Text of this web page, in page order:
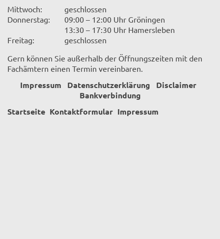
Mittwoch:
geschlossen
Donnerstag:
09:00 – 12:00 Uhr Gröningen
13:30 – 17:30 Uhr Hamersleben
Freitag:
geschlossen
Gern können Sie außerhalb der Öffnungszeiten mit den
Fachämtern einen Termin vereinbaren.
Impressum Datenschutzerklärung
Disclaimer
Bankverbindung
Startseite Kontaktformular Impressum